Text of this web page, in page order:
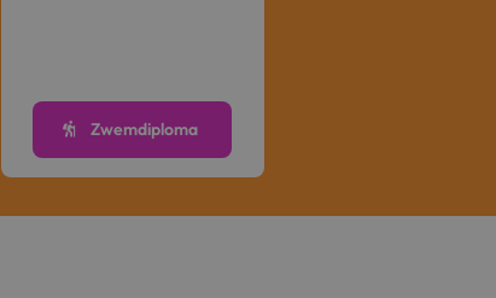
Zwemdiploma